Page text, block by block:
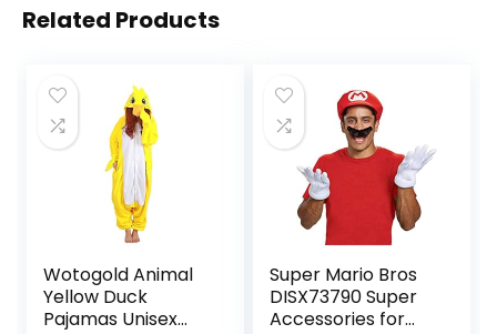
Related Products
Wotogold Animal
Yellow Duck
Pajamas Unisex
Super Mario Bros
DISX73790 Super
Accessories for